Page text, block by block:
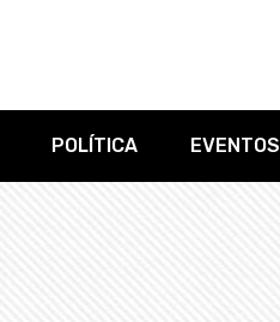
POLÍTICA EVENTOS